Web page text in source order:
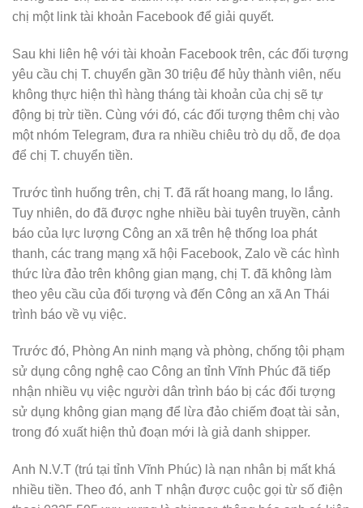
chị một link tài khoản Facebook để giải quyết.
Sau khi liên hệ với tài khoản Facebook trên, các đối tượng
yêu cầu chị T. chuyển gần 30 triệu để hủy thành viên, nếu
không thực hiện thì hàng tháng tài khoản của chị sẽ tự
động bị trừ tiền. Cùng với đó, các đối tượng thêm chị vào
một nhóm Telegram, đưa ra nhiều chiêu trò dụ dỗ, đe dọa
để chị T. chuyển tiền.
Trước tình huống trên, chị T. đã rất hoang mang, lo lắng.
Tuy nhiên, do đã được nghe nhiều bài tuyên truyền, cảnh
báo của lực lượng Công an xã trên hệ thống loa phát
thanh, các trang mạng xã hội Facebook, Zalo về các hình
thức lừa đảo trên không gian mạng, chị T. đã không làm
theo yêu cầu của đối tượng và đến Công an xã An Thái
trình báo về vụ việc.
Trước đó, Phòng An ninh mạng và phòng, chống tội phạm
sử dụng công nghệ cao Công an tỉnh Vĩnh Phúc đã tiếp
nhận nhiều vụ việc người dân trình báo bị các đối tượng
sử dụng không gian mạng để lừa đảo chiếm đoạt tài sản,
trong đó xuất hiện thủ đoạn mới là giả danh shipper.
Anh N.V.T (trú tại tỉnh Vĩnh Phúc) là nạn nhân bị mất khá
nhiều tiền. Theo đó, anh T nhận được cuộc gọi từ số điện